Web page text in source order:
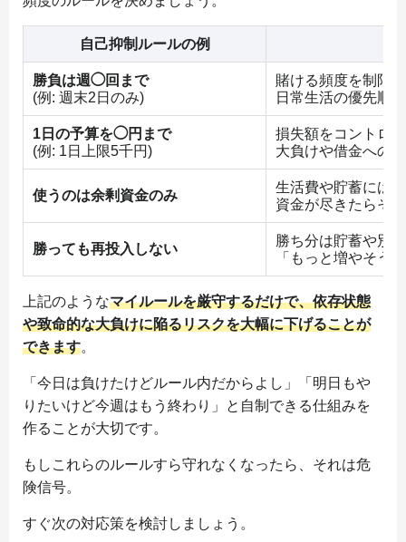
自己抑制ルールの例
勝負は週◯回まで
(例: 週末2日のみ)
賭ける頻度を制限
日常生活の優先順
1日の予算を◯円まで
(例: 1日上限5千円)
損失額をコントロ
大負けや借金への
使うのは余剰資金のみ
生活費や貯蓄には
資金が尽きたらそ
勝っても再投入しない
勝ち分は貯蓄や別
「もっと増やそう
上記のようなマイルールを厳守するだけで、依存状態
や致命的な大負けに陥るリスクを大幅に下げることが
できます。
「今日は負けたけどルール内だからよし」「明日もや
りたいけど今週はもう終わり」と自制できる仕組みを
作ることが大切です。
もしこれらのルールすら守れなくなったら、それは危
険信号。
すぐ次の対応策を検討しましょう。